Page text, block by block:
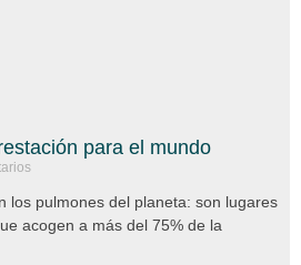
para el mundo
los pulmones del planeta: son lugares
acogen a más del 75% de la